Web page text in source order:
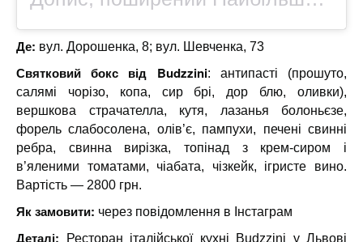
Де: вул. Дорошенка, 8; вул. Шевченка, 73
Святковий бокс від Budzzini: антипасті (прошуто,
салямі чорізо, копа, сир брі, дор блю, оливки),
вершкова страчателла, кутя, лазанья болоньєзе,
форель слабосолена, олів’є, пампухи, печені свинні
ребра, свинна вирізка, топінад з крем-сиром і
в’яленими томатами, чіабата, чізкейк, ігристе вино.
Вартість — 2800 грн.
Як замовити: через повідомлення в Інстаграм
Деталі: Ресторан італійської кухні Budzzini у Львові